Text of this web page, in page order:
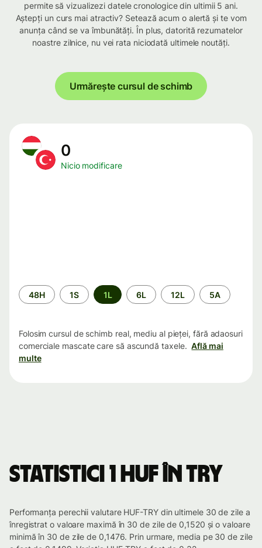
permite să vizualizezi datele cronologice din ultimii 5 ani.
Aștepți un curs mai atractiv? Setează acum o alertă și te vom
anunța când se va îmbunătăți. În plus, datorită rezumatelor
noastre zilnice, nu vei rata niciodată ultimele noutăți.
Urmărește cursul de schimb
0
Nicio modificare
Perioada
48H 1S 1L 6L 12L 5A
Folosim cursul de schimb real, mediu al pieței, fără adaosuri
comerciale mascate care să ascundă taxele. Află mai
multe
Statistici 1 HUF în TRY
Performanța perechii valutare HUF-TRY din ultimele 30 de zile a
înregistrat o valoare maximă în 30 de zile de 0,1520 și o valoare
minimă în 30 de zile de 0,1476. Prin urmare, media pe 30 de zile